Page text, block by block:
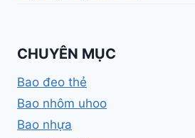
CHUYÊN MỤC
Bao đeo thẻ
Bao nhôm uhoo
Bao nhựa